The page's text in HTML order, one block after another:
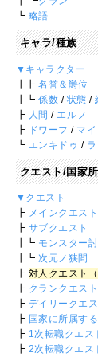
┗ 略語
キャラ/種族
▼キャラクター
┃┣名誉＆爵位
┃┗係数 / 状態 /
┣ 人間 / エルフ
┣ ドワーフ / マ
┗ エンキドゥ /
クエスト/国家
▼クエスト
┣ メインクエスト
┣ サブクエスト
┃┗ モンスター
┃┗ 次元ノ狭間
┣ 対人クエスト
┣ クランクエスト
┣ デイリークエス
┣ 国家に所属す
┣ 1次転職クエス
┣ 2次転職クエス